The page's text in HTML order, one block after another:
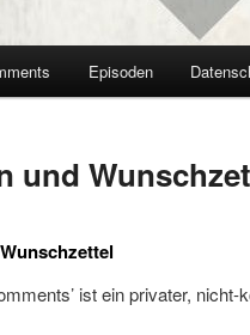
Episoden
und
ist ein privater,